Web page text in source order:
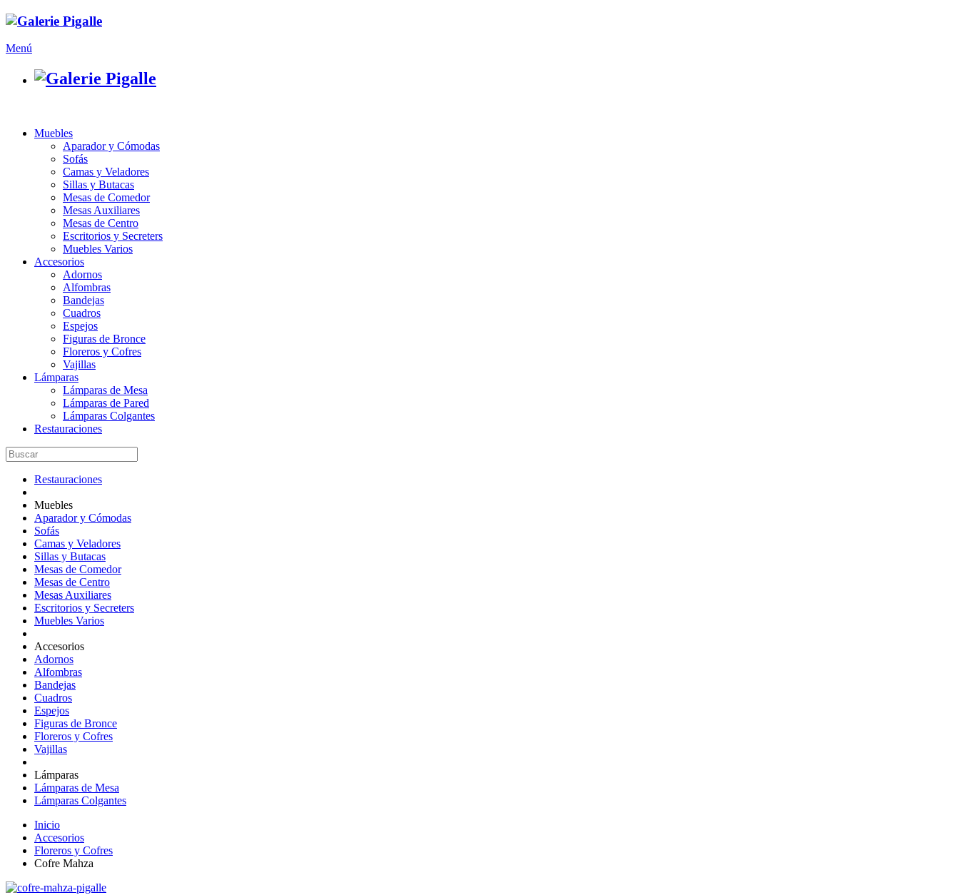
Menú
Muebles
Aparador y Cómodas
Sofás
Camas y Veladores
Sillas y Butacas
Mesas de Comedor
Mesas Auxiliares
Mesas de Centro
Escritorios y Secreters
Muebles Varios
Accesorios
Adornos
Alfombras
Bandejas
Cuadros
Espejos
Figuras de Bronce
Floreros y Cofres
Vajillas
Lámparas
Lámparas de Mesa
Lámparas de Pared
Lámparas Colgantes
Restauraciones
Restauraciones
Muebles
Aparador y Cómodas
Sofás
Camas y Veladores
Sillas y Butacas
Mesas de Comedor
Mesas de Centro
Mesas Auxiliares
Escritorios y Secreters
Muebles Varios
Accesorios
Adornos
Alfombras
Bandejas
Cuadros
Espejos
Figuras de Bronce
Floreros y Cofres
Vajillas
Lámparas
Lámparas de Mesa
Lámparas Colgantes
Inicio
Accesorios
Floreros y Cofres
Cofre Mahza